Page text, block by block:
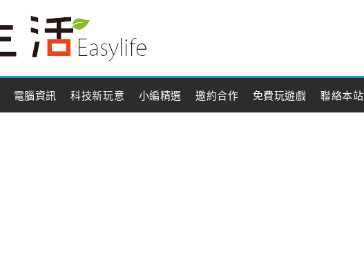
電腦資訊 科技新玩意 小編精選 邀約合作 免費玩遊戲 聯絡本站